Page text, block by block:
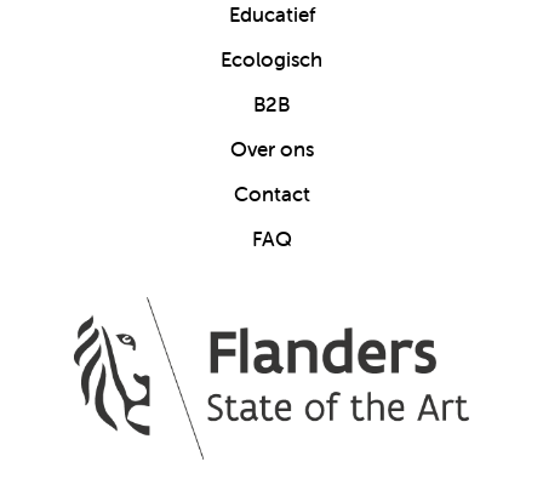
Educatief
Ecologisch
B2B
Over ons
Contact
FAQ